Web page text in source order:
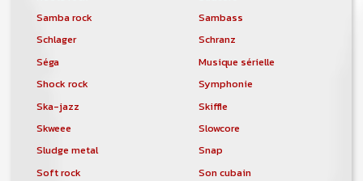
Samba rock
Sambass
Schlager
Schranz
Séga
Musique sérielle
Shock rock
Symphonie
Ska-jazz
Skiffle
Skweee
Slowcore
Sludge metal
Snap
Soft rock
Son cubain